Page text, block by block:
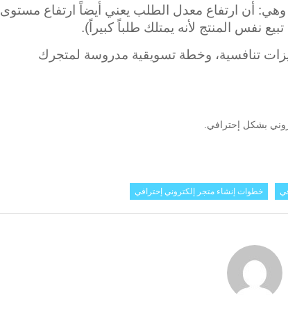
وهي: أن ارتفاع معدل الطلب يعني أيضاً ارتفاع مستوى
نفس المنتج لأنه يمتلك طلباً كبيراً).
تنافسية، وخطة تسويقية مدروسة لمتجرك
بشكل إحترافي.
خطوات إنشاء متجر إلكتروني إحترافي